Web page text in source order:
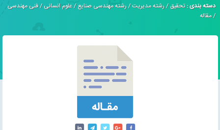
دسته بندی :تحقیق/رشته مدیریت/رشته مهندسی صنایع/علوم انسانی/فنی مهندسی
/مقاله